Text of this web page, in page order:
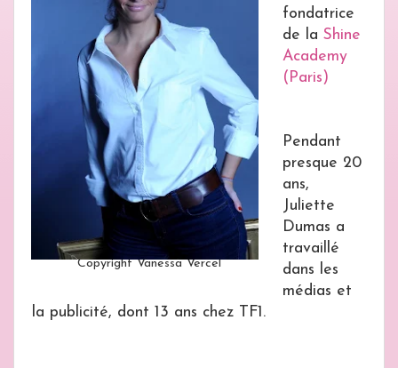
Copyright Vanessa Vercel
fondatrice
de la Shine
Academy
(Paris)
Pendant
presque 20
ans,
Juliette
Dumas a
travaillé
dans les
médias et
la publicité, dont 13 ans chez TF1.